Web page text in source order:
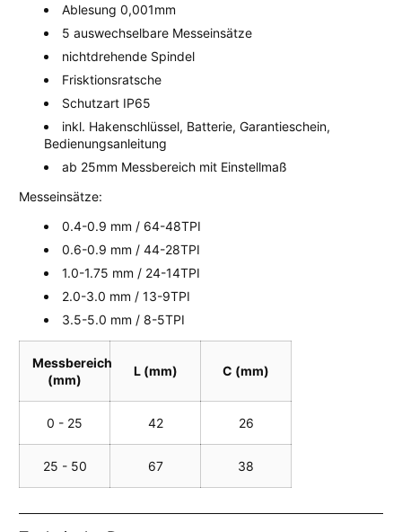
Ablesung 0,001mm
5 auswechselbare Messeinsätze
nichtdrehende Spindel
Frisktionsratsche
Schutzart IP65
inkl. Hakenschlüssel, Batterie, Garantieschein,
Bedienungsanleitung
ab 25mm Messbereich mit Einstellmaß
Messeinsätze:
0.4-0.9 mm / 64-48TPI
0.6-0.9 mm / 44-28TPI
1.0-1.75 mm / 24-14TPI
2.0-3.0 mm / 13-9TPI
3.5-5.0 mm / 8-5TPI
Messbereich
(mm)
L (mm) C (mm)
0 - 25 42 26
25 - 50 67 38